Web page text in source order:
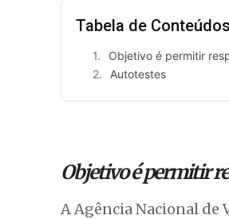
Tabela de Conteúdos
Objetivo é permitir
Autotestes
Objetivo é permitir
A Agência Nacional de